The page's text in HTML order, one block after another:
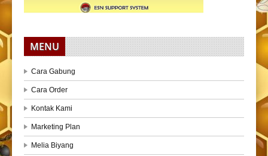
MENU
Cara Gabung
Cara Order
Kontak Kami
Marketing Plan
Melia Biyang